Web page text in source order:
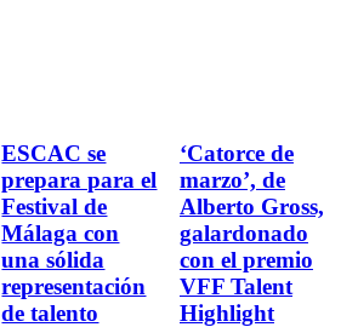
ESCAC se
prepara para el
Festival de
Málaga con
una sólida
representación
de talento
‘Catorce de
marzo’, de
Alberto Gross,
galardonado
con el premio
VFF Talent
Highlight